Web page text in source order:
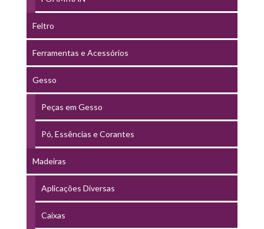
Feltro
Ferramentas e Acessórios
Gesso
Peças em Gesso
Pó, Essências e Corantes
Madeiras
Aplicações Diversas
Caixas